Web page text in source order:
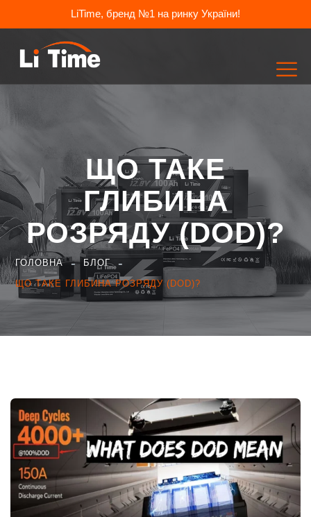
LiTime, бренд №1 на ринку України!
ЩО ТАКЕ
ГЛИБИНА
РОЗРЯДУ (DOD)?
ГОЛОВНА
БЛОГ
ЩО ТАКЕ ГЛИБИНА РОЗРЯДУ (DOD)?